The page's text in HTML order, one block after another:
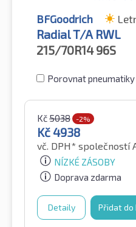
BFGoodrich
Radial T/A RWL
215/70R14 96S
Porovnat pneumatiky
Kč5038 -2%
Kč4938
vč. DPH* společností
NÍZKÉ ZÁSOBY
Doprava zdarma
Detaily Přidat do